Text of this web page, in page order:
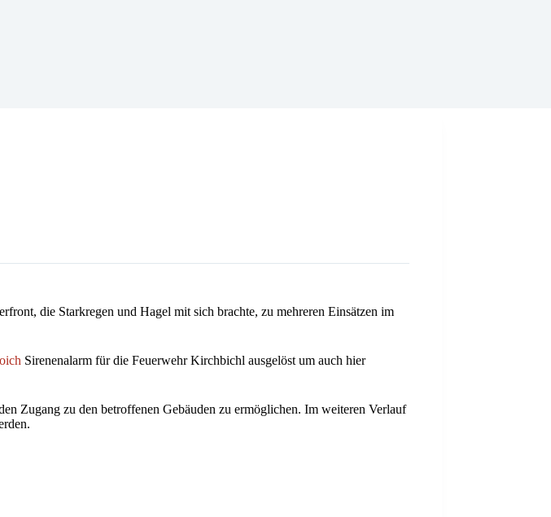
die Starkregen und Hagel mit sich brachte, zu mehreren Einsätzen im
Sirenenalarm für die Feuerwehr Kirchbichl ausgelöst um auch hier
Zugang zu den betroffenen Gebäuden zu ermöglichen. Im weiteren Verlauf